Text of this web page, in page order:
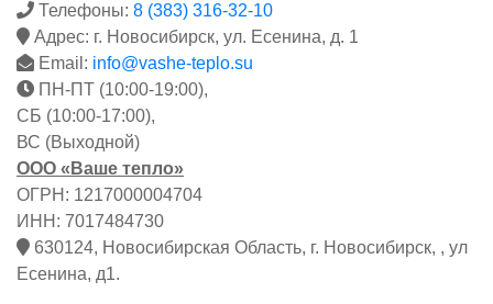
Телефоны: 8 (383) 316-32-10
Адрес: г. Новосибирск, ул. Есенина, д. 1
Email: info@vashe-teplo.su
ПН-ПТ (10:00-19:00),
СБ (10:00-17:00),
ВС (Выходной)
ООО «Ваше тепло»
ОГРН: 1217000004704
ИНН: 7017484730
630124, Новосибирская Область, г. Новосибирск, , ул
Есенина, д1.